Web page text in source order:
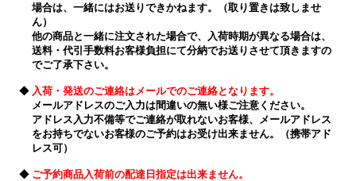
場合は、一緒にはお送りできかねます。（取り置きは致しませ
ん）
他の商品と一緒に注文された場合で、入荷時期が異なる場合は、
送料・代引手数料お客様負担にて分納でお送りさせて頂きますの
でご了承下さい。
◆ 入荷・発送のご連絡はメールでのご連絡となります。
メールアドレスのご入力は間違いの無い様ご注意ください。
アドレス入力不備等でご連絡が取れないお客様、メールアドレス
をお持ちでないお客様のご予約はお受け出来ません。（携帯アド
レス可）
◆ ご予約商品入荷前の配達日指定は出来ません。